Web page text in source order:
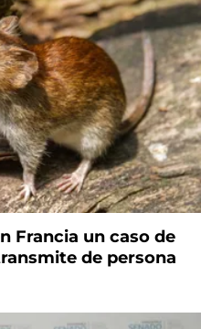
Francia un caso de
de persona